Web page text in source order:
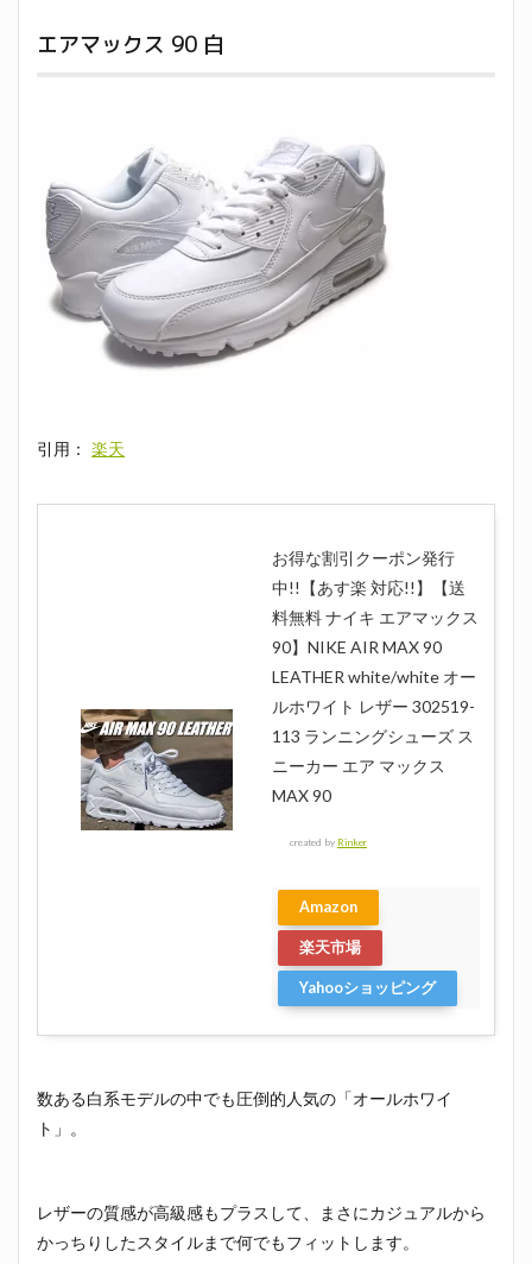
エアマックス 90 白
引用： 楽天
お得な割引クーポン発行
中!!【あす楽 対応!!】【送
料無料 ナイキ エアマックス
90】NIKE AIR MAX 90
LEATHER white/white オー
ルホワイト レザー 302519-
113 ランニングシューズ ス
ニーカー エア マックス
MAX 90
created by Rinker
Amazon
楽天市場
Yahooショッピング
数ある白系モデルの中でも圧倒的人気の「オールホワイ
ト」。
レザーの質感が高級感もプラスして、まさにカジュアルから
かっちりしたスタイルまで何でもフィットします。